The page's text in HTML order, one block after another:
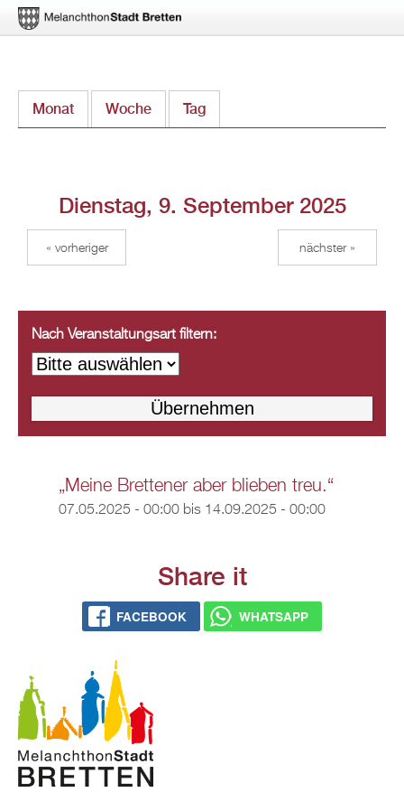
zum
Monat Woche Tag
Dienstag, 9. September 2025
« vorheriger nächster »
Nach Veranstaltungsart filtern:
„Meine Brettener aber blieben treu.“
07.05.2025 - 00:00bis 14.09.2025 - 00:00
Share it
FACEBOOK WHATSAPP